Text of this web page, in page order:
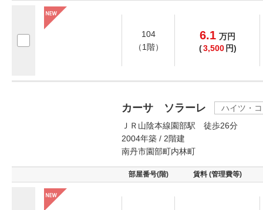
104
（1階）
6.1 万円
(3,500 円)
カーサ ソラーレ
ハイツ・
ＪＲ山陰本線園部駅 徒歩26分
2004年築 / 2階建
南丹市園部町内林町
部屋番号(階) 賃料 (管理費等)